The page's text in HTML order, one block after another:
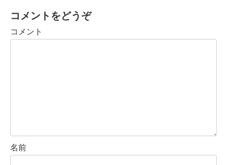
コメントをどうぞ
コメント
名前